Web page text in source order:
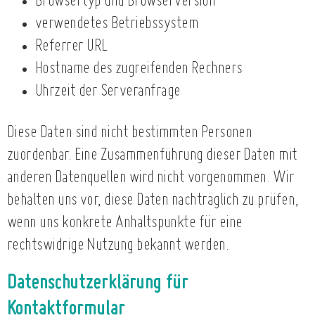
verwendetes Betriebssystem
Referrer URL
Hostname des zugreifenden Rechners
Uhrzeit der Serveranfrage
Diese Daten sind nicht bestimmten Personen
zuordenbar. Eine Zusammenführung dieser Daten mit
anderen Datenquellen wird nicht vorgenommen. Wir
behalten uns vor, diese Daten nachträglich zu prüfen,
wenn uns konkrete Anhaltspunkte für eine
rechtswidrige Nutzung bekannt werden.
Datenschutzerklärung für
Kontaktformular